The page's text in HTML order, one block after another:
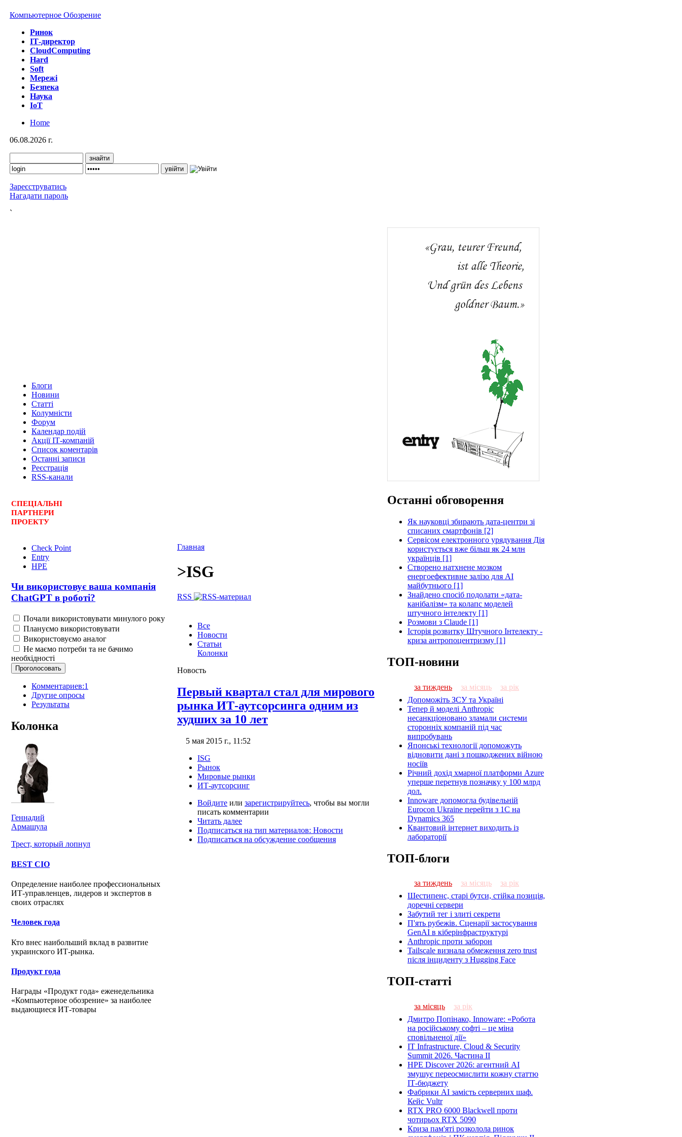
Компьютерное Обозрение
Ринок
IТ-директор
CloudComputing
Hard
Soft
Мережі
Безпека
Наука
IoT
Home
06.08.2026 г.
Зареєструватись
Нагадати пароль
`
Блоги
Новини
Статті
Колумністи
Форум
Календар подій
Акції ІТ-компаній
Список коментарів
Останні записи
Реєстрація
RSS-канали
СПЕЦІАЛЬНІ
ПАРТНЕРИ
ПРОЕКТУ
Check Point
Entry
HPE
Чи використовує ваша компанія
ChatGPT в роботі?
Почали використовувати минулого року
Плануємо використовувати
Використовуємо аналог
Не маємо потреби та не бачимо
необхідності
Комментариев:1
Другие опросы
Результаты
Колонка
Геннадий
Армашула
Трест, который лопнул
BEST CIO
Определение наиболее профессиональных
ИТ-управленцев, лидеров и экспертов в
своих отраслях
Человек года
Кто внес наибольший вклад в развитие
украинского ИТ-рынка.
Продукт года
Награды «Продукт года» еженедельника
«Компьютерное обозрение» за наиболее
выдающиеся ИТ-товары
Главная
>ISG
RSS
Все
Новости
Статьи
Колонки
Новость
Первый квартал стал для мирового
рынка ИТ-аутсорсинга одним из
худших за 10 лет
5 мая 2015 г., 11:52
ISG
Рынок
Мировые рынки
ИТ-аутсорсинг
Войдите или зарегистрируйтесь, чтобы вы могли
писать комментарии
Читать далее
Подписаться на тип материалов: Новости
Подписаться на обсуждение сообщения
Останні обговорення
Як науковці збирають дата-центри зі
списаних смартфонів [2]
Сервісом електронного урядування Дія
користується вже більш як 24 млн
українців [1]
Створено натхнене мозком
енергоефективне залізо для AI
майбутнього [1]
Знайдено спосіб подолати «дата-
канібалізм» та колапс моделей
штучного інтелекту [1]
Розмови з Claude [1]
Історія розвитку Штучного Інтелекту -
криза антропоцентризму [1]
ТОП-новини
за тиждень за місяць
за рік
Допоможіть ЗСУ та Україні
Тепер й моделі Anthropic
несанкціоновано зламали системи
сторонніх компаній під час
випробувань
Японські технології допоможуть
відновити дані з пошкоджених війною
носіїв
Річний дохід хмарної платформи Azure
уперше перетнув позначку у 100 млрд
дол.
Innoware допомогла будівельній
Eurocon Ukraine перейти з 1С на
Dynamics 365
Квантовий інтернет виходить із
лабораторії
ТОП-блоги
за тиждень за місяць
за рік
Шестипенс, старі бутси, стійка позиція,
доречні сервери
Забутий тег і злиті секрети
П'ять рубежів. Сценарії застосування
GenAI в кіберінфраструктурі
Anthropic проти заборон
Tailscale визнала обмеження zero trust
після інциденту з Hugging Face
ТОП-статті
за місяць
за рік
Дмитро Попінако, Innoware: «Робота
на російському софті – це міна
сповільненої дії»
IT Infrastructure, Cloud & Security
Summit 2026. Частина ІІ
HPE Discover 2026: агентний AI
змушує переосмислити кожну статтю
ІТ-бюджету
Фабрики AI замість серверних шаф.
Кейс Vultr
RTX PRO 6000 Blackwell проти
чотирьох RTX 5090
Криза пам'яті розколола ринок